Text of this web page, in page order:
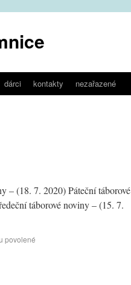
dárci kontakty nezařazené
– (18. 7. 2020) Páteční táborové
táborové noviny – (15. 7.
povolené